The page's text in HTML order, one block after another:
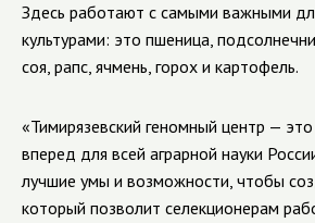
Здесь работают с самыми важными
культурами: это пшеница,
соя, рапс, ячмень, горох и картофель.
«Тимирязевский геномный центр —
вперед для всей аграрной науки
лучшие умы и возможности, чтобы
который позволит селекционерам